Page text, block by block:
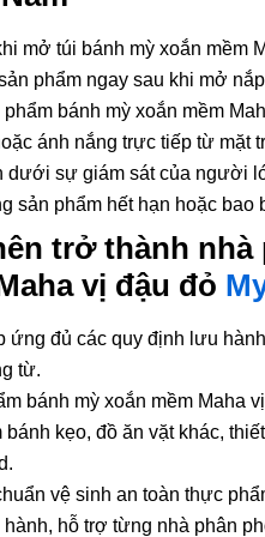
mở túi bánh mỳ xoắn mềm
phẩm ngay sau khi mở
bánh mỳ xoắn mềm
ánh nắng trực tiếp từ mặt
dưới sự giám sát của người
sản phẩm hết hạn hoặc
trở thành
vị đậu đỏ
ứng đủ các quy định lưu
từ.
bánh mỳ xoắn mềm Maha
bánh kẹo, đồ ăn vặt khác,
vệ sinh an toàn thực
hỗ trợ từng nhà phân